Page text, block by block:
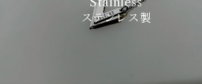
ステンレス製